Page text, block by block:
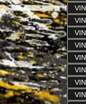
VIN
VIN
VIN
VIN
VIN
VIN
VIN
VIN